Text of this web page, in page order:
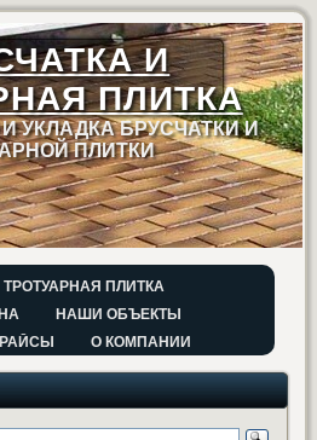
И
ПЛИТКА
УКЛАДКА БРУСЧАТКИ И
ПЛИТКИ
ТРОТУАРНАЯ ПЛИТКА
НАШИ ОБЪЕКТЫ
О КОМПАНИИ